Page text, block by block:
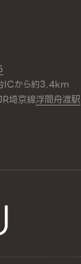
ICから約3.4km
埼京線浮間舟渡駅